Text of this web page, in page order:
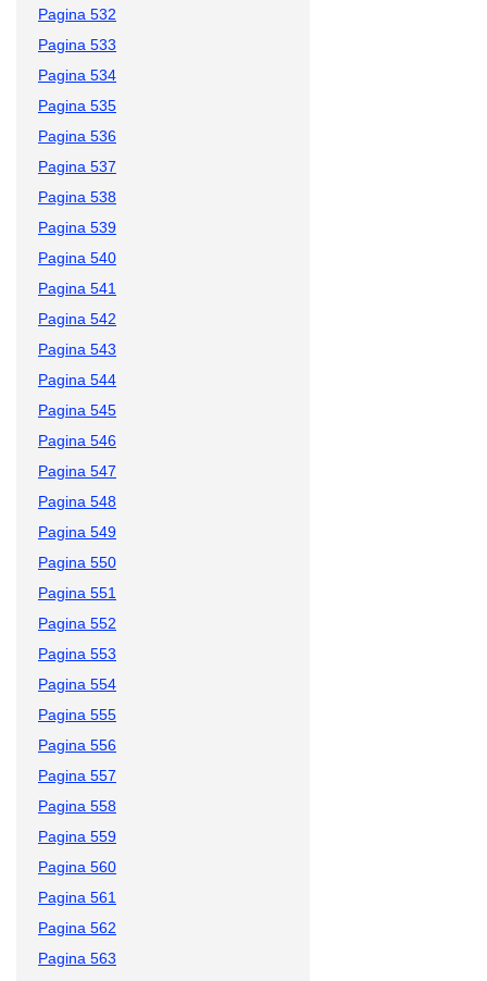
Pagina 532
Pagina 533
Pagina 534
Pagina 535
Pagina 536
Pagina 537
Pagina 538
Pagina 539
Pagina 540
Pagina 541
Pagina 542
Pagina 543
Pagina 544
Pagina 545
Pagina 546
Pagina 547
Pagina 548
Pagina 549
Pagina 550
Pagina 551
Pagina 552
Pagina 553
Pagina 554
Pagina 555
Pagina 556
Pagina 557
Pagina 558
Pagina 559
Pagina 560
Pagina 561
Pagina 562
Pagina 563